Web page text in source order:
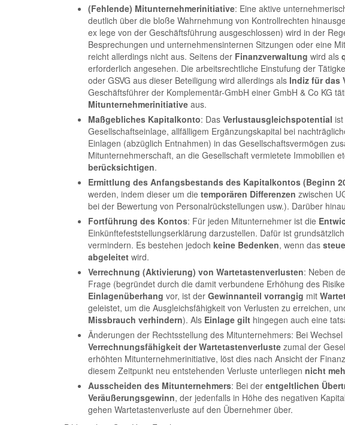
(Fehlende) Mitunternehmerinitiative: Eine aktive
deutlich über die bloße Wahrnehmung von Kontrollrechten
ex lege von der Geschäftsführung ausgeschlossen) wird in der
Besprechungen und unternehmensinternen Sitzungen oder eine
reicht allerdings nicht aus. Seitens der Finanzverwaltung wird als
erforderlich angesehen. Die arbeitsrechtliche Einstufung der
oder GSVG aus dieser Beteiligung wird allerdings als Indiz für das
Geschäftsführer der Komplementär-GmbH einer GmbH & Co KG
Mitunternehmerinitiative aus.
Maßgebliches Kapitalkonto: Das Verlustausgleichspotential ist
Gesellschaftseinlage, allfälligem Ergänzungskapital bei
Einlagen (abzüglich Entnahmen) in das Gesellschaftsvermögen
Mitunternehmerschaft, an die Gesellschaft vermietete Immobilien
berücksichtigen.
Ermittlung des Anfangsbestands des Kapitalkontos (Beginn
werden, indem dieser um die temporären Differenzen zwischen
bei der Bewertung von Personalrückstellungen usw.). Darüber
Fortführung des Kontos: Für jeden Mitunternehmer ist die
Einkünftefeststellungserklärung darzustellen. Dafür ist
vermindern. Es bestehen jedoch keine Bedenken, wenn das
abgeleitet wird.
Verrechnung (Aktivierung) von Wartetastenverlusten: Neben
Frage (begründet durch die damit verbundene Erhöhung des
Einlagenüberhang vor, ist der Gewinnanteil vorrangig mit
geleistet, um die Ausgleichsfähigkeit von Verlusten zu erreichen,
Missbrauch verhindern). Als Einlage gilt hingegen auch eine
Änderungen der Rechtsstellung des Mitunternehmers: Bei Wechsel
Verrechnungsfähigkeit der Wartetastenverluste zumal der
erhöhten Mitunternehmerinitiative, löst dies nach Ansicht der
diesem Zeitpunkt neu entstehenden Verluste unterliegen nicht
Ausscheiden des Mitunternehmers: Bei der entgeltlichen
Veräußerungsgewinn, der jedenfalls in Höhe des negativen
gehen Wartetastenverluste auf den Übernehmer über.